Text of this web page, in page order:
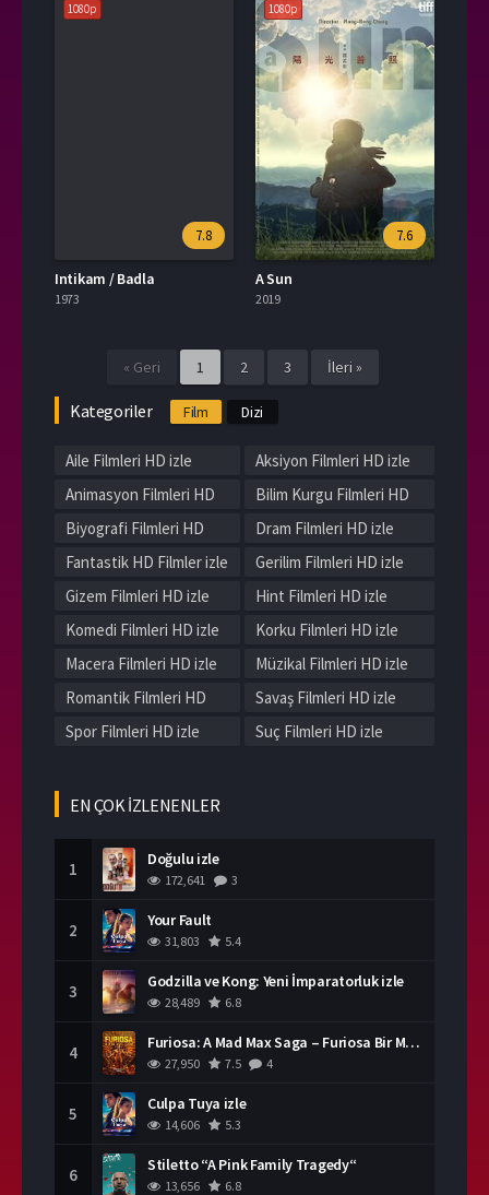
1080p
7.8
Intikam / Badla
1973
1080p
7.6
A Sun
2019
« Geri 1 2 3 İleri »
Kategoriler Film Dizi
Aile Filmleri HD izle
Aksiyon Filmleri HD izle
Animasyon Filmleri HD
izle
Bilim Kurgu Filmleri HD
izle
Biyografi Filmleri HD
izle
Dram Filmleri HD izle
Fantastik HD Filmler izle
Gerilim Filmleri HD izle
Gizem Filmleri HD izle
Hint Filmleri HD izle
Komedi Filmleri HD izle
Korku Filmleri HD izle
Macera Filmleri HD izle
Müzikal Filmleri HD izle
Romantik Filmleri HD
izle
Savaş Filmleri HD izle
Spor Filmleri HD izle
Suç Filmleri HD izle
Yerli Filmleri HD izle
EN ÇOK İZLENENLER
1 Doğulu izle
172,641 3
2 Your Fault
31,803 5.4
3 Godzilla ve Kong: Yeni İmparatorluk izle
28,489 6.8
4 Furiosa: A Mad Max Saga – Furiosa Bir Mad Max Destanı
27,950 7.5 4
5 Culpa Tuya izle
14,606 5.3
6 Stiletto “A Pink Family Tragedy“
13,656 6.8